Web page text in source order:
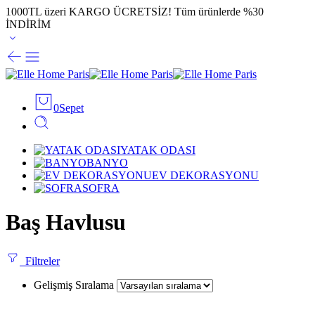
1000TL üzeri KARGO ÜCRETSİZ! Tüm ürünlerde %30
İNDİRİM
0Sepet
YATAK ODASI
BANYO
EV DEKORASYONU
SOFRA
Baş Havlusu
Filtreler
Gelişmiş Sıralama